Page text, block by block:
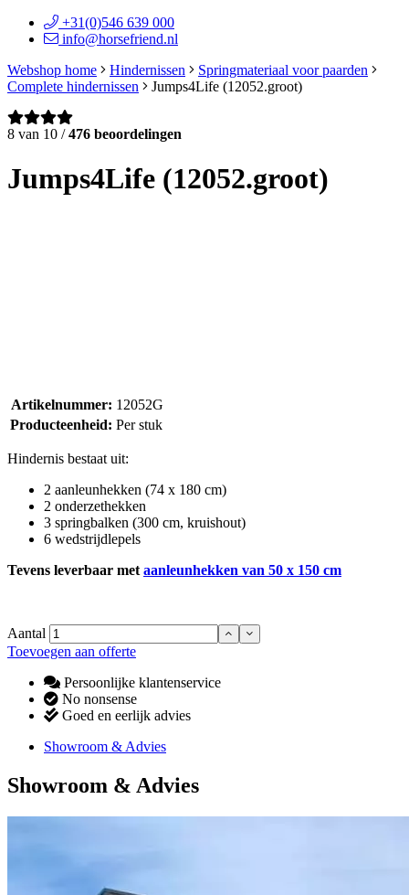
+31(0)546 639 000
info@horsefriend.nl
Webshop home
Hindernissen
Springmateriaal voor paarden
Complete hindernissen
Jumps4Life (12052.groot)
8 van 10 /476 beoordelingen
Jumps4Life (12052.groot)
Artikelnummer: 12052G
Producteenheid: Per stuk
Hindernis bestaat uit:
2 aanleunhekken (74 x 180 cm)
2 onderzethekken
3 springbalken (300 cm, kruishout)
6 wedstrijdlepels
Tevens leverbaar met aanleunhekken van 50 x 150 cm
Aantal
Toevoegen aan offerte
Persoonlijke klantenservice
No nonsense
Goed en eerlijk advies
Showroom & Advies
Showroom & Advies